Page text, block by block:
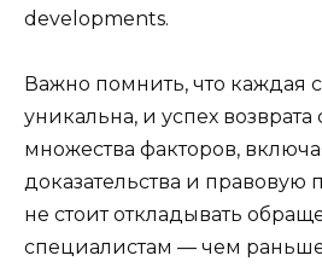
developments.
Важно помнить, что каждая
уникальна, и успех возврата
множества факторов,
доказательства и правовую
не стоит откладывать
специалистам — чем